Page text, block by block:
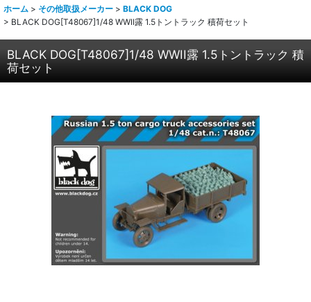
ホーム > その他取扱メーカー > BLACK DOG
> BLACK DOG[T48067]1/48 WWII露 1.5トントラック 積荷セット
BLACK DOG[T48067]1/48 WWII露 1.5トントラック 積
荷セット